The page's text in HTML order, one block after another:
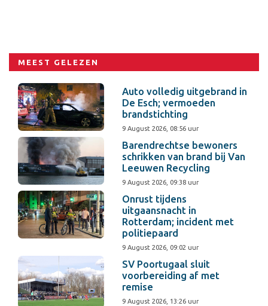
MEEST GELEZEN
Auto volledig uitgebrand in
De Esch; vermoeden
brandstichting
9 August 2026, 08:56 uur
Barendrechtse bewoners
schrikken van brand bij Van
Leeuwen Recycling
9 August 2026, 09:38 uur
Onrust tijdens
uitgaansnacht in
Rotterdam; incident met
politiepaard
9 August 2026, 09:02 uur
SV Poortugaal sluit
voorbereiding af met
remise
9 August 2026, 13:26 uur